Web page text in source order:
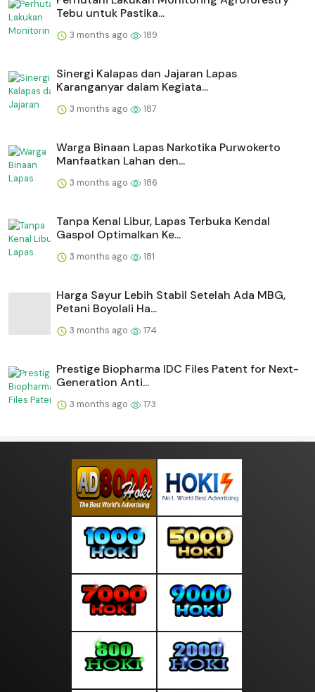
Tebu untuk Pastika...
3 months ago 189
⁠Sinergi Kalapas dan Jajaran Lapas
Karanganyar dalam Kegiata...
3 months ago 187
Warga Binaan Lapas Narkotika Purwokerto
Manfaatkan Lahan den...
3 months ago 186
Tanpa Kenal Libur, Lapas Terbuka Kendal
Gaspol Optimalkan Ke...
3 months ago 181
Harga Sayur Lebih Stabil Setelah Ada MBG,
Petani Boyolali Ha...
3 months ago 174
Prestige Biopharma IDC Files Patent for Next-
Generation Anti...
3 months ago 173